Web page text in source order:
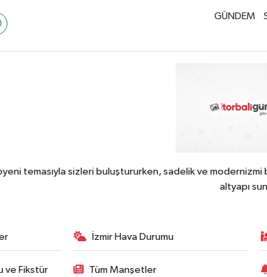
GÜNDEM
temasıyla sizleri buluştururken, sadelik ve
altyapı
İzmir Hava Durumu
ve Fikstür Tüm Manşetler